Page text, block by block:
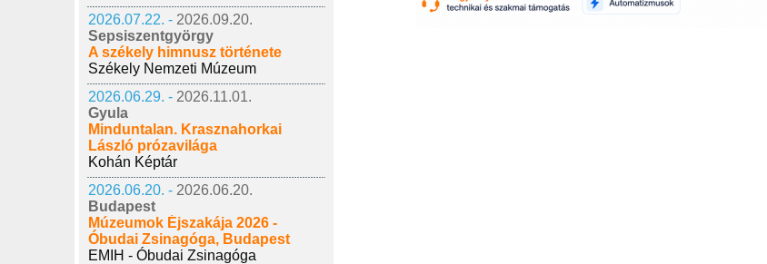
2026.07.22. - 2026.09.20.
Sepsiszentgyörgy
A székely himnusz története
Székely Nemzeti Múzeum
2026.06.29. - 2026.11.01.
Gyula
Minduntalan. Krasznahorkai
László prózavilága
Kohán Képtár
2026.06.20. - 2026.06.20.
Budapest
Múzeumok Éjszakája 2026 -
Óbudai Zsinagóga, Budapest
EMIH - Óbudai Zsinagóga